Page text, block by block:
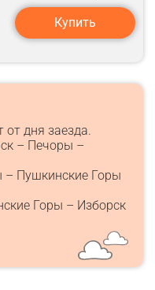
Купить
дня заезда.
– Печоры –
– Пушкинские Горы
Горы – Изборск